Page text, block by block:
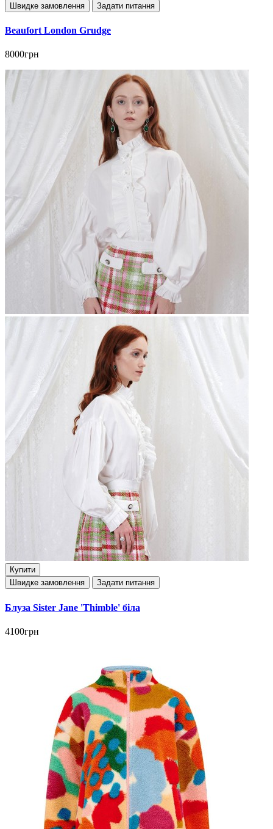
Швидке замовлення
Задати питання
Beaufort London Grudge
8000грн
Купити
Швидке замовлення
Задати питання
Блуза Sister Jane 'Thimble' біла
4100грн